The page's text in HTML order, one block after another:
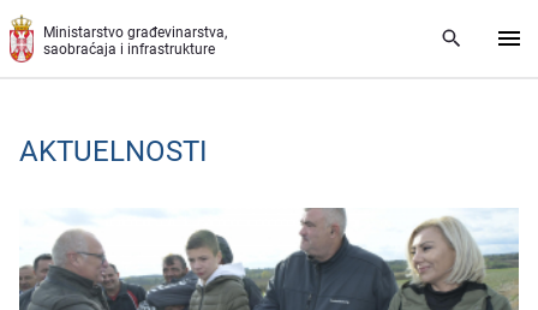
Preskoči na glavni deo sadržaja
Ministarstvo građevinarstva,
saobraćaja i infrastrukture
AKTUELNOSTI
PAGES